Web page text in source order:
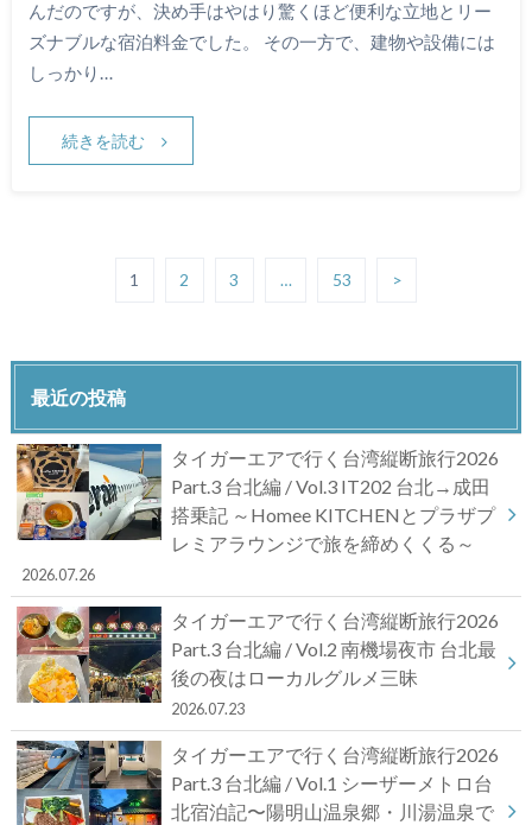
んだのですが、決め手はやはり驚くほど便利な立地とリー
ズナブルな宿泊料金でした。 その一方で、建物や設備には
しっかり…
続きを読む
1 2 3 … 53 >
最近の投稿
タイガーエアで行く台湾縦断旅行2026
Part.3 台北編 / Vol.3 IT202 台北→成田
搭乗記 ～Homee KITCHENとプラザプ
レミアラウンジで旅を締めくくる～
2026.07.26
タイガーエアで行く台湾縦断旅行2026
Part.3 台北編 / Vol.2 南機場夜市 台北最
後の夜はローカルグルメ三昧
2026.07.23
タイガーエアで行く台湾縦断旅行2026
Part.3 台北編 / Vol.1 シーザーメトロ台
北宿泊記〜陽明山温泉郷・川湯温泉で